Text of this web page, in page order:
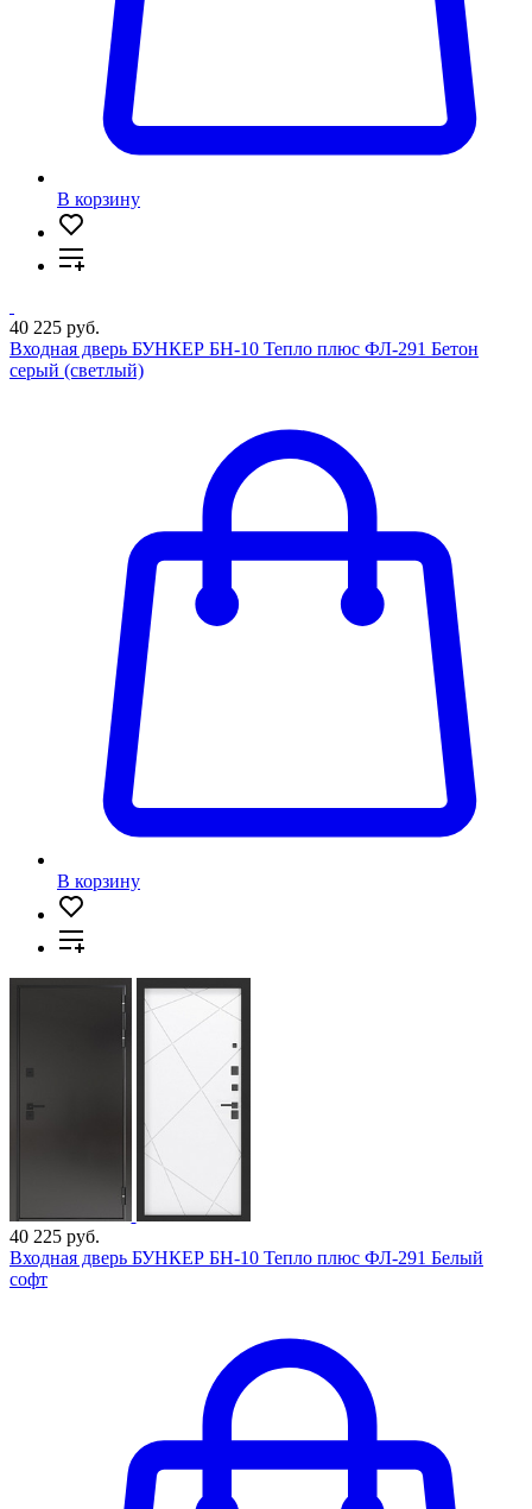
В корзину
40 225 руб.
Входная дверь БУНКЕР БН-10 Тепло плюс ФЛ-291 Бетон
серый (светлый)
В корзину
40 225 руб.
Входная дверь БУНКЕР БН-10 Тепло плюс ФЛ-291 Белый
софт